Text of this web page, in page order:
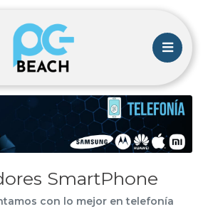
SmartPhone
con lo mejor en telefonía